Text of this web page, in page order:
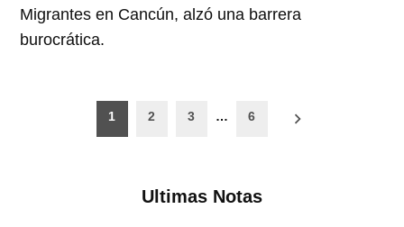
Migrantes en Cancún, alzó una barrera
burocrática.
Paginación
1 2 3 … 6
Ultimas Notas